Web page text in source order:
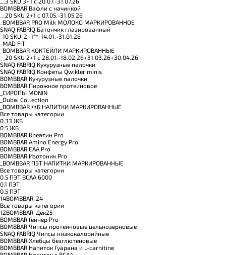
BOMBBAR Вафли с начинкой
__20 SKU 2+1 с 07.05.-31.05.26
_BOMBBAR PRO Milk МОЛОКО МАРКИРОВАННОЕ
SNAQ FABRIQ Батончик глазированный
_10 SKU_2+1**_14.01.-31.01.26
_MAD FIT
_BOMBBAR КОКТЕЙЛИ МАРКИРОВАННЫЕ
__20 SKU 2+1 с 28.01.-18.02.26+31.03.26+30.04.26
SNAQ FABRIQ Кукурузные палочки
SNAQ FABRIQ Конфеты Qwikler minis
BOMBBAR Кукурузные палочки
BOMBBAR Пирожное протеиновое
_CИРОПЫ MONIN
_Dubai Collection
_BOMBBAR ЖБ НАПИТКИ МАРКИРОВАННЫЕ
Все товары категории
0.33 ЖБ
0.5 ЖБ
BOMBBAR Креатин Pro
BOMBBAR Amino Energy Pro
BOMBBAR EAA Pro
BOMBBAR Изотоник Pro
_BOMBBAR ПЭТ НАПИТКИ МАРКИРОВАННЫЕ
Все товары категории
0.5 ПЭТ ВСАА 6000
0.1 ПЭТ
0.5 ПЭТ
14BOMBBAR_24
Все товары категории
12BOMBBAR_Дек25
BOMBBAR Гейнер Pro
BOMBBAR Чипсы протеиновые цельнозерновые
SNAQ FABRIQ Чипсы низкокалорийные
BOMBBAR Хлебцы безглютеновые
BOMBBAR Напиток Гуарана и L-carnitine